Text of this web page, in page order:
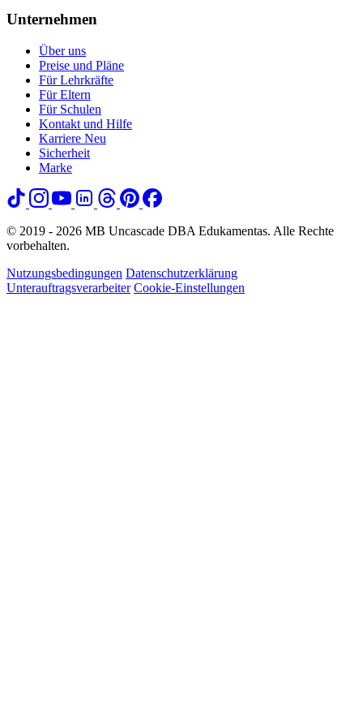
Unternehmen
Über uns
Preise und Pläne
Für Lehrkräfte
Für Eltern
Für Schulen
Kontakt und Hilfe
Karriere Neu
Sicherheit
Marke
© 2019 - 2026 MB Uncascade DBA Edukamentas. Alle Rechte
vorbehalten.
Nutzungsbedingungen Datenschutzerklärung
Unterauftragsverarbeiter Cookie-Einstellungen